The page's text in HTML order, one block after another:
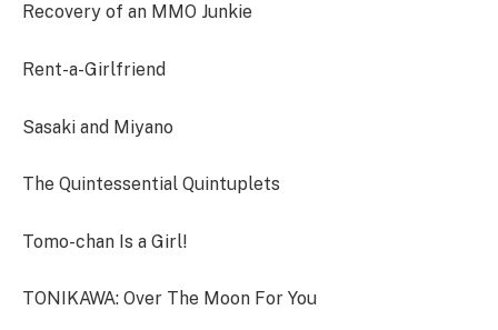
Recovery of an MMO Junkie
Rent-a-Girlfriend
Sasaki and Miyano
The Quintessential Quintuplets
Tomo-chan Is a Girl!
TONIKAWA: Over The Moon For You